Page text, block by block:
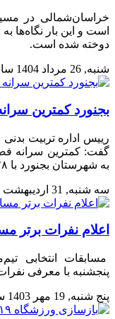
خراسان‌شمالی در
دوخته شده است.
شنبه, 26 مرداد 1404 ساعت 07:32
بجنورد کمترین
رییس اداره تربیت
گفت: کمترین سرانه
به شهرستان بجنورد با ۲۸ سانتی متر است.
سه شنبه, 31 ارديبهشت 1404 ساعت 08:50
اعلام نفرات برتر
مسابقات انتخابی
پنجشنبه با معرفی
پنج شنبه, 19 مهر 1403 ساعت 20:46